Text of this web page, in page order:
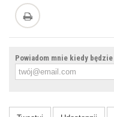
Powiadom mnie kiedy